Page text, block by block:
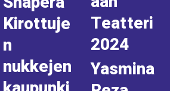
Kirottuje
n
nukkejen
Teatteri
2024
Yasmina